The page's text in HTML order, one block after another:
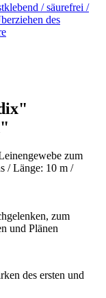
/ säurefrei /
des
zum
/ Länge: 10 m /
zum
und Plänen
des ersten und